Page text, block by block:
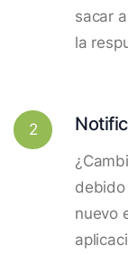
sacar
la
2
debido
nuevo